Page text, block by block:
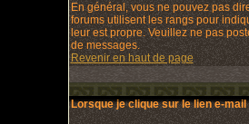
En général, vous ne pouvez pas
forums utilisent les rangs pour
leur est propre. Veuillez ne pas
de messages.
Revenir en haut de page
Lorsque je clique sur le lien e-